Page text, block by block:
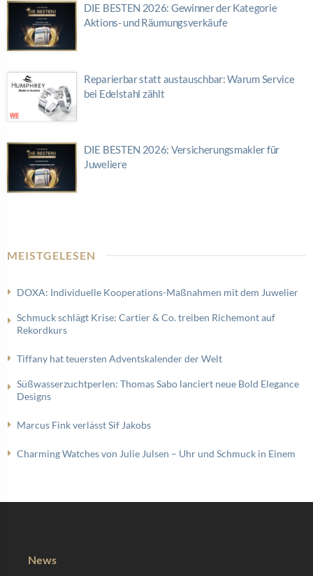
DIE BESTEN 2026: Gewinner der Kategorie
Aktions- und Räumungsverkäufe
Reparierbar statt austauschbar: Warum Service
bei Edelstahl zählt
DIE BESTEN 2026: Versicherungsmakler für
Juweliere
MEISTGELESEN
DOXA: Individuelle Kooperations-Maßnahmen mit dem Juwelier
Schmuck schlägt Krise: Cartier & Co. treiben Richemont auf
Rekordkurs
Tiffany hat teuersten Adventskalender der Welt
Süßwasserzuchtperlen: Thomas Sabo lanciert neue Bold Elegance
Designs
Marcus Fink verlässt Sif Jakobs
Charming Watches von Julie Julsen – Uhr und Schmuck in Einem
News